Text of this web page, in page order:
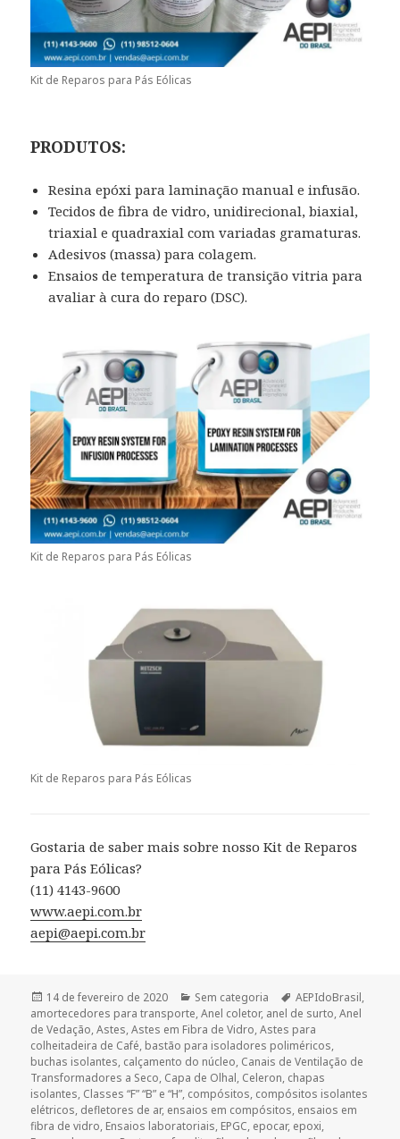
Kit de Reparos para Pás Eólicas
PRODUTOS:
Resina epóxi para laminação manual e infusão.
Tecidos de fibra de vidro, unidirecional, biaxial,
triaxial e quadraxial com variadas gramaturas.
Adesivos (massa) para colagem.
Ensaios de temperatura de transição vitria para
avaliar à cura do reparo (DSC).
Kit de Reparos para Pás Eólicas
Kit de Reparos para Pás Eólicas
Gostaria de saber mais sobre nosso Kit de Reparos
para Pás Eólicas?
(11) 4143-9600
www.aepi.com.br
aepi@aepi.com.br
Publicado
em
14 de fevereiro de 2020 Categorias
Sem categoria Tags
AEPIdoBrasil,
amortecedores para transporte,Anel coletor, anel de surto,Anel
de Vedação,Astes,Astes em Fibra de Vidro,Astes para
colheitadeira de Café, bastão para isoladores poliméricos,
buchas isolantes, calçamento do núcleo, Canais de Ventilação de
Transformadores a Seco, Capa de Olhal, Celeron, chapas
isolantes, Classes “F” “B” e “H”, compósitos, compósitos isolantes
elétricos, defletores de ar, ensaios em compósitos, ensaios em
fibra de vidro, Ensaios laboratoriais, EPGC, epocar, epoxi,